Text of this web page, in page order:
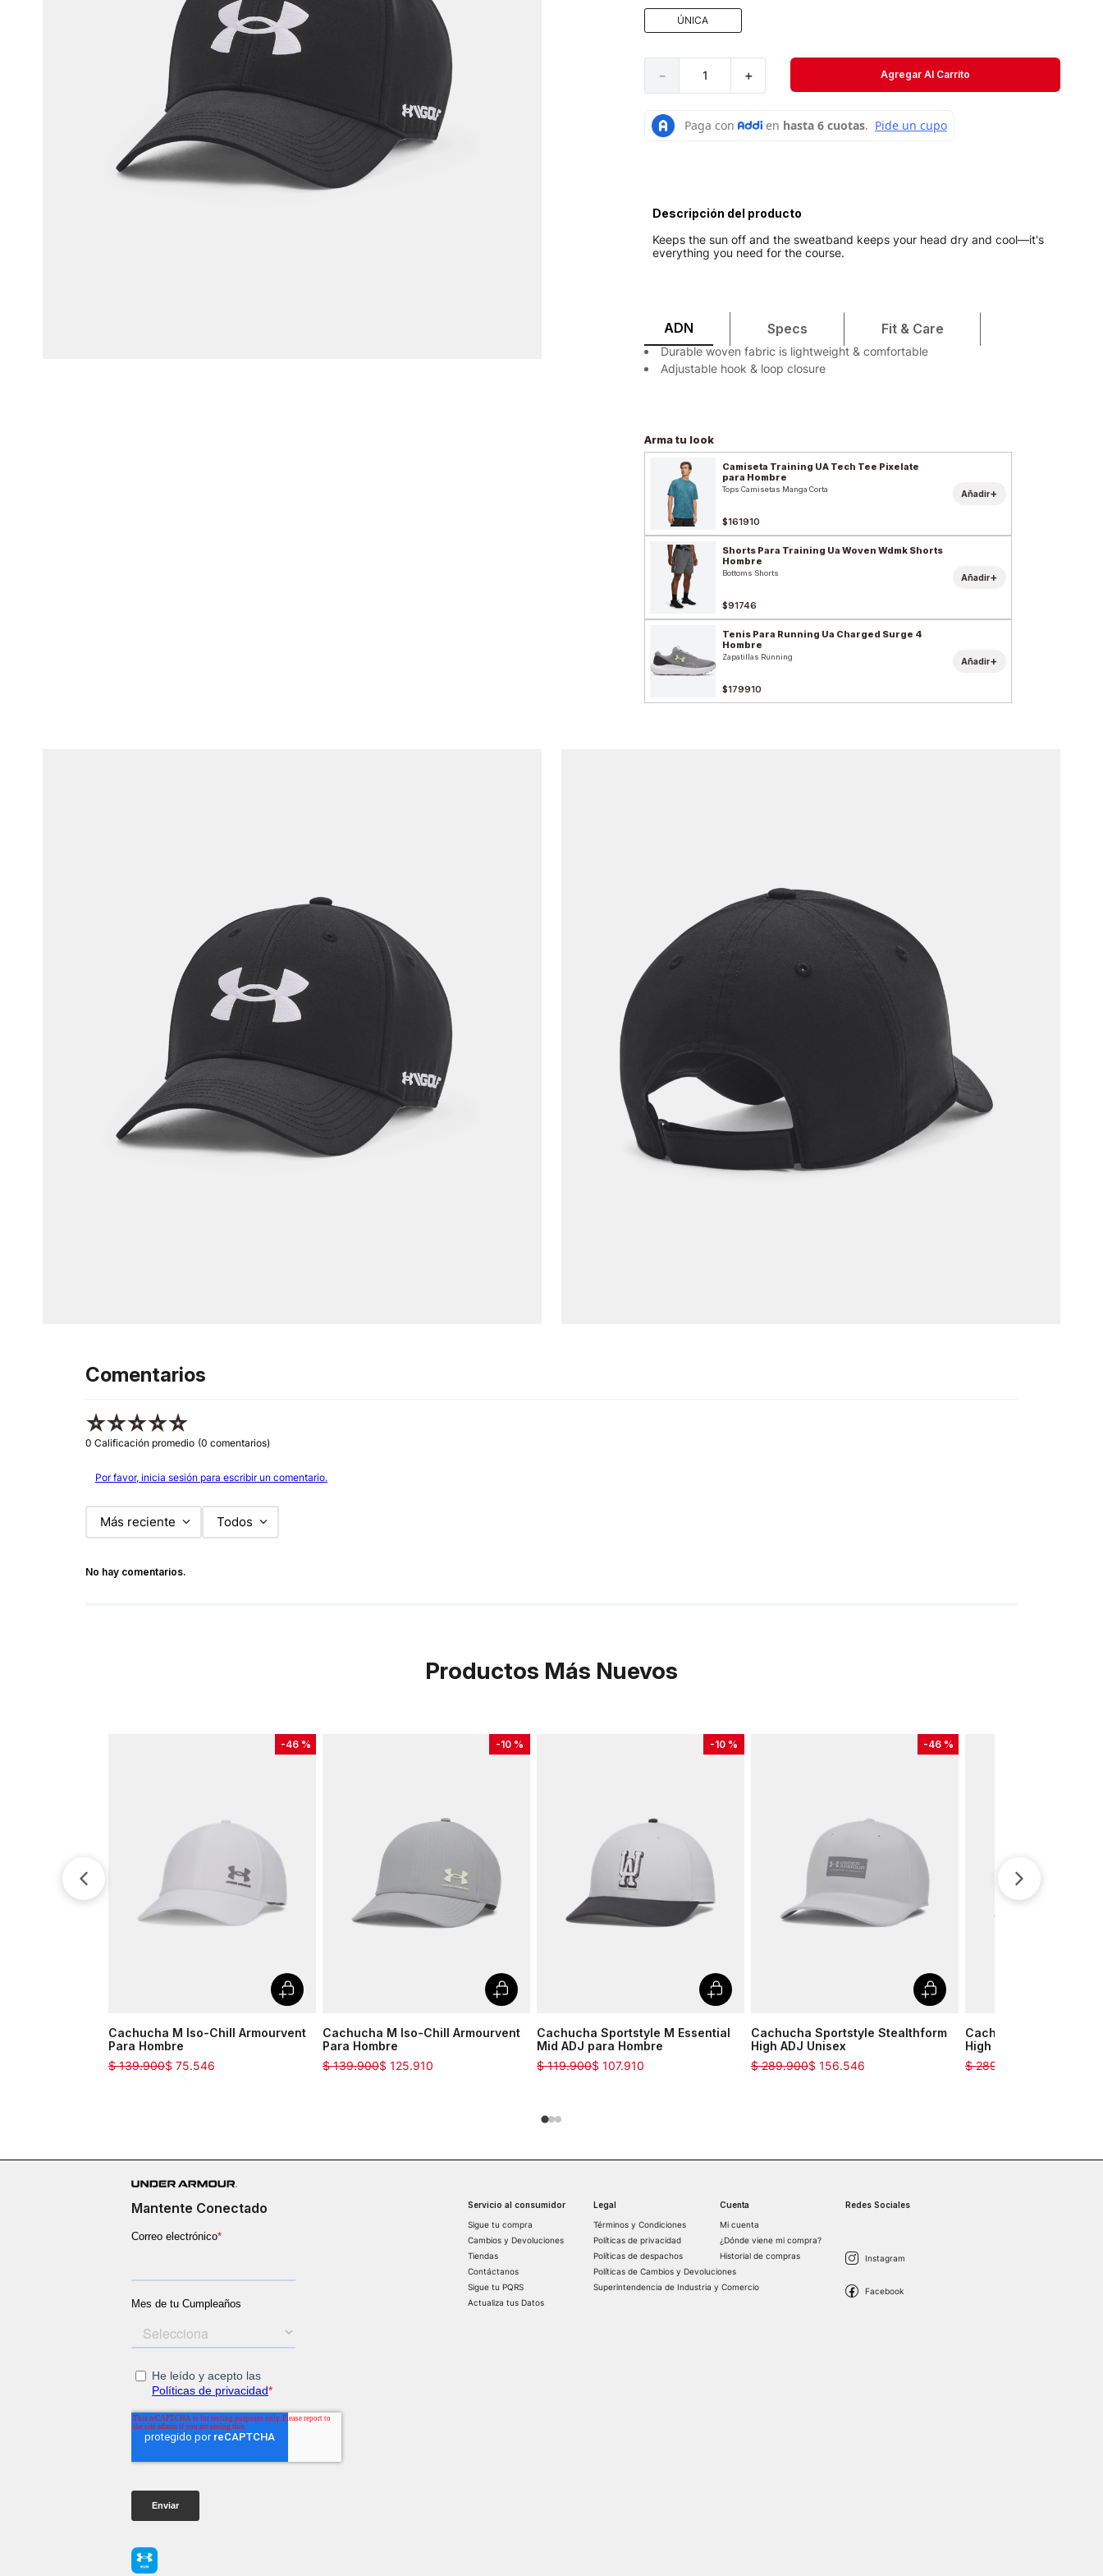
ÚNICA
＋
－ Agregar Al Carrito
Descripción del producto
Keeps the sun off and the sweatband keeps your head dry and cool—it's
everything you need for the course.
ADN Specs Fit & Care
Durable woven fabric is lightweight & comfortable
Adjustable hook & loop closure
Arma tu look
Camiseta Training UA Tech Tee Pixelate
para Hombre
Tops Camisetas Manga Corta
$161910
Añadir+
Shorts Para Training Ua Woven Wdmk Shorts
Hombre
Bottoms Shorts
$91746
Añadir+
Tenis Para Running Ua Charged Surge 4
Hombre
Zapatillas Running
$179910
Añadir+
Comentarios
☆☆☆☆☆
0 Calificación promedio (0 comentarios)
Por favor, inicia sesión para escribir un comentario.
Más reciente Todos
No hay comentarios.
Productos Más Nuevos
-46 %
Cachucha M Iso-Chill Armourvent
Para Hombre
$ 75.546
$ 139.900
-10 %
Cachucha M Iso-Chill Armourvent
Para Hombre
$ 125.910
$ 139.900
-10 %
Cachucha Sportstyle M Essential
Mid ADJ para Hombre
$ 107.910
$ 119.900
-46 %
Cachucha Sportstyle Stealthform
High ADJ Unisex
$ 156.546
$ 289.900
Cachucha Sportstyle
High ADJ Unisex
$ 289
Mantente Conectado
Servicio al consumidor
Sigue tu compra
Cambios y Devoluciones
Tiendas
Contáctanos
Sigue tu PQRS
Actualiza tus Datos
Legal
Términos y Condiciones
Políticas de privacidad
Políticas de despachos
Políticas de Cambios y Devoluciones
Superintendencia de Industria y Comercio
Cuenta
Mi cuenta
¿Dónde viene mi compra?
Historial de compras
Redes Sociales